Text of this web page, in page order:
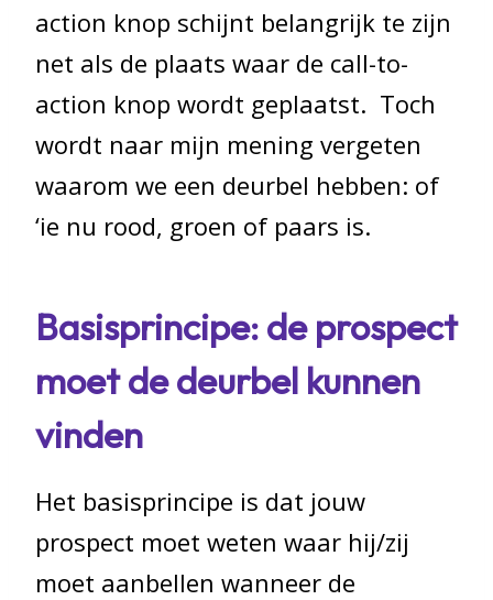
action knop schijnt belangrijk te zijn
net als de plaats waar de call-to-
action knop wordt geplaatst. Toch
wordt naar mijn mening vergeten
waarom we een deurbel hebben: of
‘ie nu rood, groen of paars is.
Basisprincipe: de prospect
moet de deurbel kunnen
vinden
Het basisprincipe is dat jouw
prospect moet weten waar hij/zij
moet aanbellen wanneer de